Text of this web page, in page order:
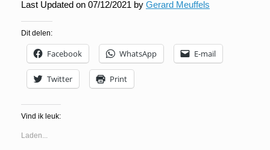
Last Updated on 07/12/2021 by Gerard Meuffels
Dit delen:
Facebook WhatsApp E-mail
Twitter Print
Vind ik leuk:
Laden...